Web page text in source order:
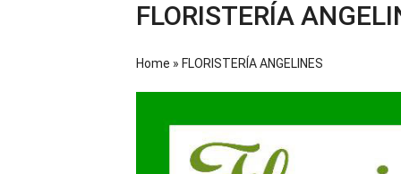
FLORISTERÍA
Home » FLORISTERÍA ANGELINES